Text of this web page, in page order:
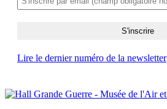
Lire le dernier numéro de la newsletter